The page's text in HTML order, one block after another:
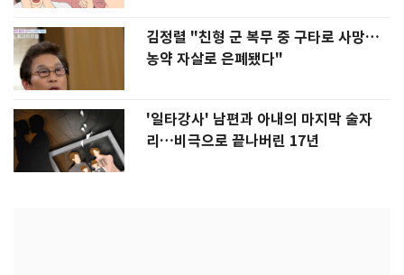
김정렬 "친형 군 복무 중 구타로 사망…
농약 자살로 은폐됐다"
'일타강사' 남편과 아내의 마지막 술자
리…비극으로 끝나버린 17년